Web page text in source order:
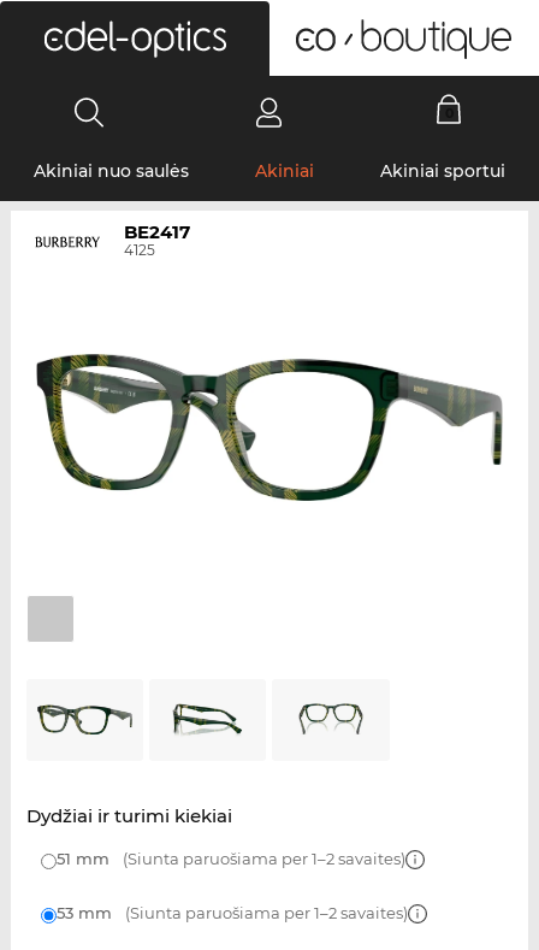
Akiniai nuo saulės Akiniai Akiniai sportui
BE2417
4125
Dydžiai ir turimi kiekiai
51 mm (Siunta paruošiama per 1–2 savaites)
53 mm (Siunta paruošiama per 1–2 savaites)